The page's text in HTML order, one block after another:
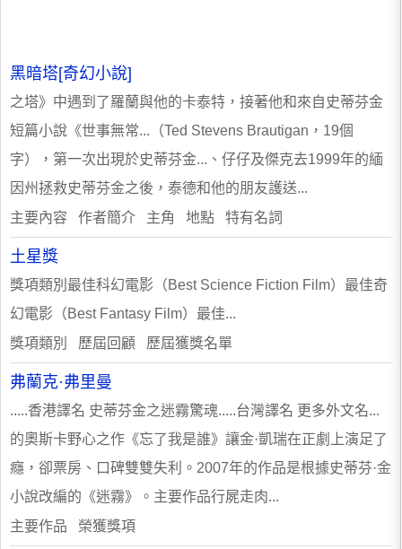
黑暗塔[奇幻小說]
之塔》中遇到了羅蘭與他的卡泰特，接著他和來自史蒂芬金
短篇小說《世事無常...（Ted Stevens Brautigan，19個
字），第一次出現於史蒂芬金...、仔仔及傑克去1999年的緬
因州拯救史蒂芬金之後，泰德和他的朋友護送...
主要內容 作者簡介 主角 地點 特有名詞
土星獎
獎項類別最佳科幻電影（Best Science Fiction Film）最佳奇
幻電影（Best Fantasy Film）最佳...
獎項類別 歷屆回顧 歷屆獲獎名單
弗蘭克·弗里曼
.....香港譯名 史蒂芬金之迷霧驚魂.....台灣譯名 更多外文名...
的奧斯卡野心之作《忘了我是誰》讓金·凱瑞在正劇上演足了
癮，卻票房、口碑雙雙失利。2007年的作品是根據史蒂芬·金
小說改編的《迷霧》。主要作品行屍走肉...
主要作品 榮獲獎項